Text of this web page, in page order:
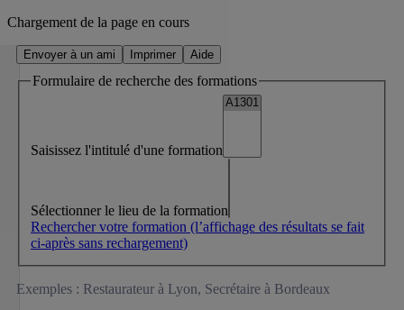
Chargement de la page en cours
Envoyer à un ami Imprimer Aide
Formulaire de recherche des formations
Saisissez l'intitulé d'une formation
Sélectionner le lieu de la formation
Rechercher votre formation (l’affichage des résultats se fait
ci-après sans rechargement)
Exemples : Restaurateur à Lyon, Secrétaire à Bordeaux